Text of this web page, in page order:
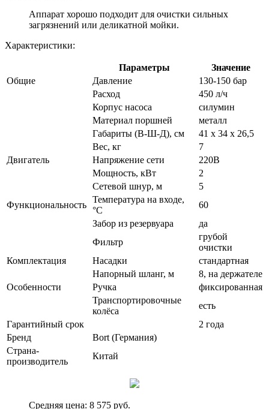
Аппарат хорошо подходит для очистки сильных
загрязнений или деликатной мойки.
Характеристики:
Параметры
Значение
Общие
Давление
130-150 бар
Расход
450 л/ч
Корпус насоса
силумин
Материал поршней
металл
Габариты (В-Ш-Д), см
41 х 34 х 26,5
Вес, кг
7
Двигатель
Напряжение сети
220В
Мощность, кВт
2
Сетевой шнур, м
5
Функциональность
Температура на входе,
°С
60
Забор из резервуара
да
Фильтр
грубой
очистки
Комплектация
Насадки
стандартная
Напорный шланг, м
8, на держателе
Особенности
Ручка
фиксированная
Транспортировочные
колёса
есть
Гарантийный срок
2 года
Бренд
Bort (Германия)
Страна-
производитель
Китай
Средняя цена: 8 575 руб.